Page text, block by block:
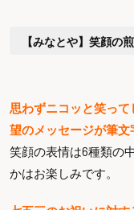
【みなとや】笑顔の
思わずニコッと笑っ
望のメッセージが筆
笑顔の表情は6種類の
かはお楽しみです。